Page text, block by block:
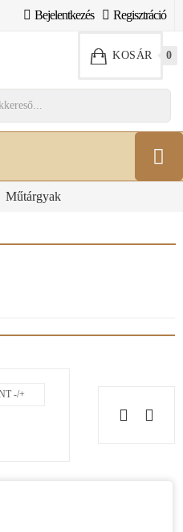
Bejelentkezés Regisztráció
KOSÁR 0
Műtárgyak
-/+